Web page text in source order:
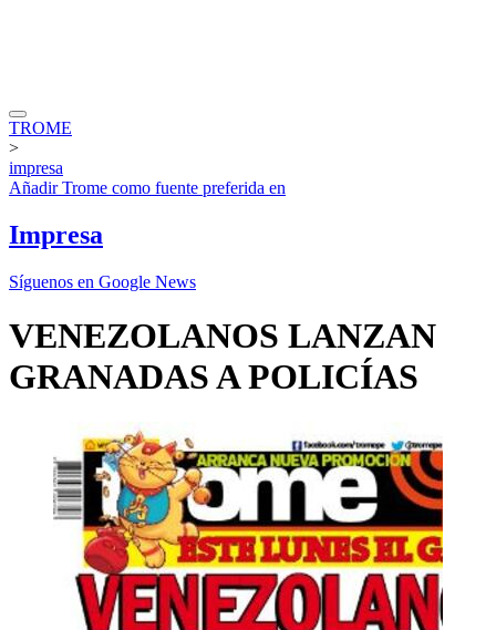
TROME
>
impresa
AñadirTrome como fuente preferida en
Impresa
Síguenos en Google News
VENEZOLANOS LANZAN
GRANADAS A POLICÍAS